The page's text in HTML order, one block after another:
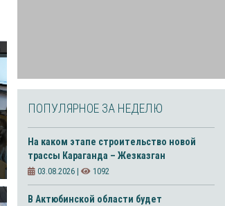
ПОПУЛЯРНОЕ ЗА НЕДЕЛЮ
На каком этапе строительство новой
трассы Караганда – Жезказган
03.08.2026 | 1092
В Актюбинской области будет